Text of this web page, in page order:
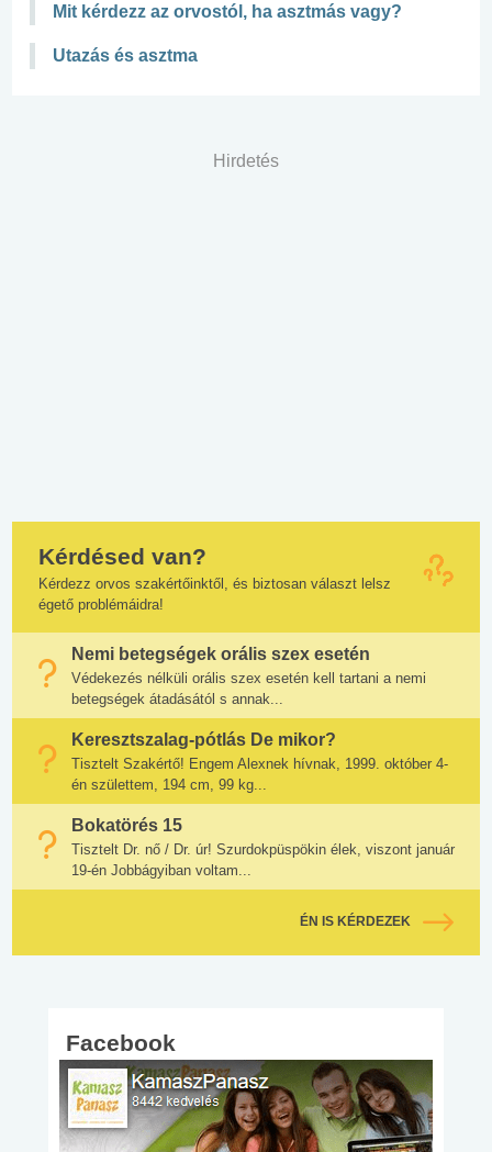
Mit kérdezz az orvostól, ha asztmás vagy?
Utazás és asztma
Hirdetés
Kérdésed van?
Kérdezz orvos szakértőinktől, és biztosan választ lelsz
égető problémáidra!
Nemi betegségek orális szex esetén
Védekezés nélküli orális szex esetén kell tartani a nemi
betegségek átadásától s annak...
Keresztszalag-pótlás De mikor?
Tisztelt Szakértő! Engem Alexnek hívnak, 1999. október 4-
én születtem, 194 cm, 99 kg...
Bokatörés 15
Tisztelt Dr. nő / Dr. úr! Szurdokpüspökin élek, viszont január
19-én Jobbágyiban voltam...
ÉN IS KÉRDEZEK
Facebook